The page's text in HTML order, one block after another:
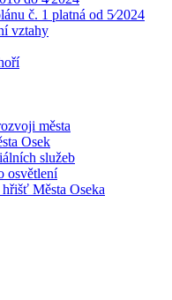
č. 1 platná od 5⁄2024
vztahy
města
Osek
služeb
osvětlení
Města Oseka